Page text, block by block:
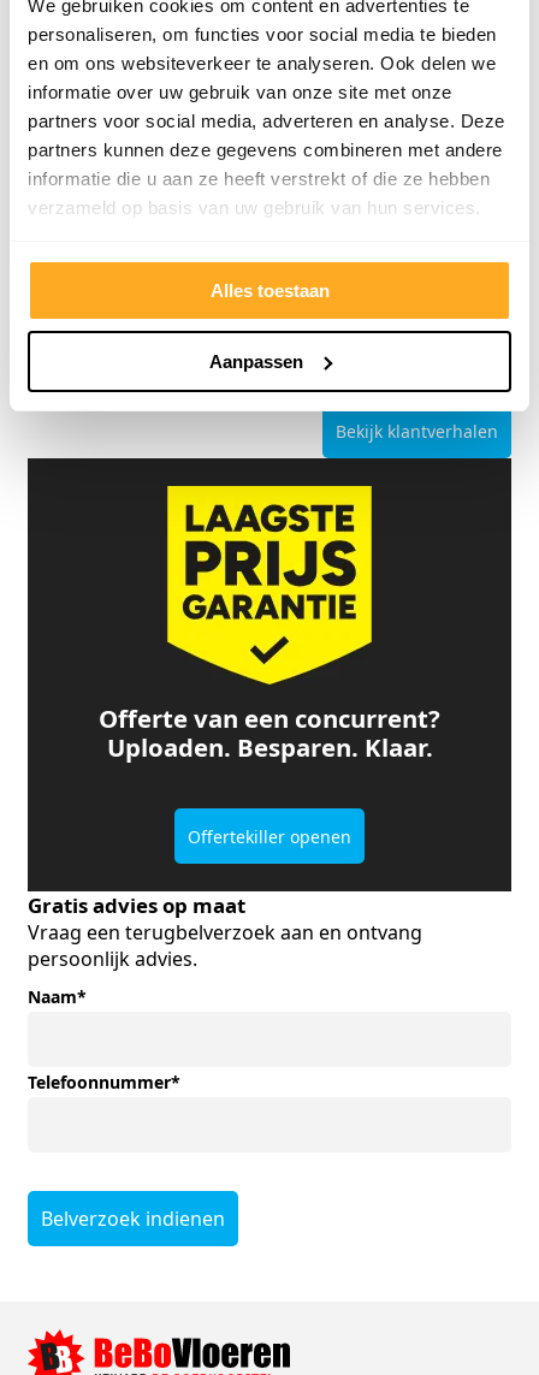
We gebruiken cookies om content en advertenties te
personaliseren, om functies voor social media te bieden
en om ons websiteverkeer te analyseren. Ook delen we
informatie over uw gebruik van onze site met onze
partners voor social media, adverteren en analyse. Deze
partners kunnen deze gegevens combineren met andere
informatie die u aan ze heeft verstrekt of die ze hebben
verzameld op basis van uw gebruik van hun services.
Alles toestaan
Aanpassen
9/10 5272 reviews
4.8/5 24.553 reviews
Bekijk klantverhalen
Offerte van een concurrent?
Uploaden. Besparen. Klaar.
Offertekiller openen
Gratis advies op maat
Vraag een terugbelverzoek aan en ontvang
persoonlijk advies.
Naam*
Telefoonnummer*
Belverzoek indienen